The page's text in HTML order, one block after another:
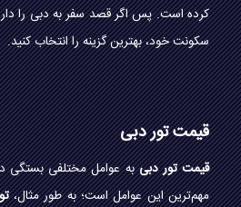
کرده است. پس اگر قصد سفر به دبی را
سکونت خود، بهترین گزینه را انتخاب کنید.
قیمت تور دبی
قیمت تور دبیبه عوامل مختلفی بستگی
مهم‌ترین این عوامل است؛ به طور مثال،